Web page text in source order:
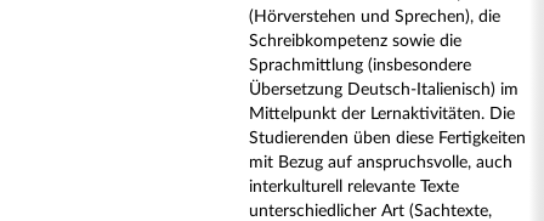
(Hörverstehen und Sprechen), die
Schreibkompetenz sowie die
Sprachmittlung (insbesondere
Übersetzung Deutsch-Italienisch) im
Mittelpunkt der Lernaktivitäten. Die
Studierenden üben diese Fertigkeiten
mit Bezug auf anspruchsvolle, auch
interkulturell relevante Texte
unterschiedlicher Art (Sachtexte,